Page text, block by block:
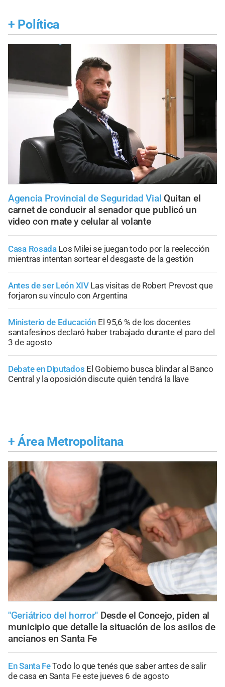
+ Política
Agencia Provincial de Seguridad Vial Quitan el
carnet de conducir al senador que publicó un
video con mate y celular al volante
Casa Rosada Los Milei se juegan todo por la reelección
mientras intentan sortear el desgaste de la gestión
Antes de ser León XIV Las visitas de Robert Prevost que
forjaron su vínculo con Argentina
Ministerio de Educación El 95,6 % de los docentes
santafesinos declaró haber trabajado durante el paro del
3 de agosto
Debate en Diputados El Gobierno busca blindar al Banco
Central y la oposición discute quién tendrá la llave
+ Área Metropolitana
"Geriátrico del horror" Desde el Concejo, piden al
municipio que detalle la situación de los asilos de
ancianos en Santa Fe
En Santa FeTodo lo que tenés que saber antes de salir
de casa en Santa Fe este jueves 6 de agosto